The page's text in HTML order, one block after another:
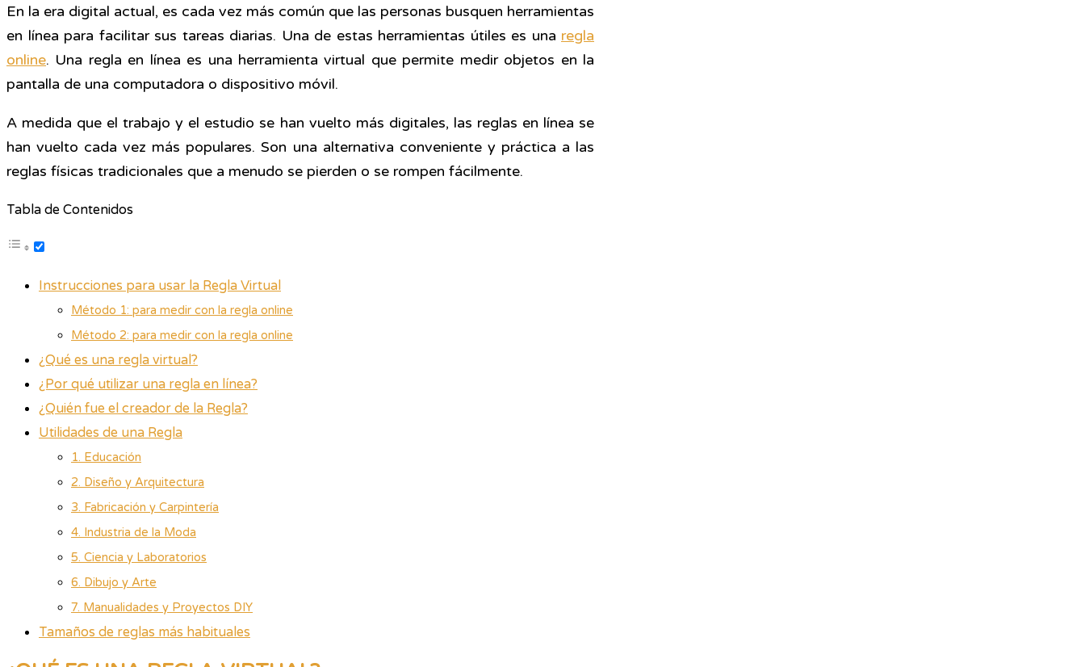
En la era digital actual, es cada vez más común que las personas busquen herramientas
en línea para facilitar sus tareas diarias. Una de estas herramientas útiles es una regla
online. Una regla en línea es una herramienta virtual que permite medir objetos en la
pantalla de una computadora o dispositivo móvil.
A medida que el trabajo y el estudio se han vuelto más digitales, las reglas en línea se
han vuelto cada vez más populares. Son una alternativa conveniente y práctica a las
reglas físicas tradicionales que a menudo se pierden o se rompen fácilmente.
Tabla de Contenidos
Instrucciones para usar la Regla Virtual
Método 1: para medir con la regla online
Método 2: para medir con la regla online
¿Qué es una regla virtual?
¿Por qué utilizar una regla en línea?
¿Quién fue el creador de la Regla?
Utilidades de una Regla
1. Educación
2. Diseño y Arquitectura
3. Fabricación y Carpintería
4. Industria de la Moda
5. Ciencia y Laboratorios
6. Dibujo y Arte
7. Manualidades y Proyectos DIY
Tamaños de reglas más habituales